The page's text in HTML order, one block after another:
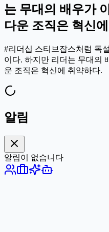
는 무대의 배우가
다운 조직은 혁신
#리더십 스티브잡스처럼 독
이다. 하지만 리더는 무대의
운 조직은 혁신에 취약하다.
알림
알림이 없습니다